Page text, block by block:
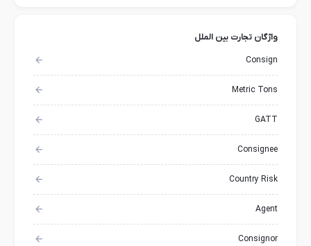
واژگان تجارت بین الملل
Consign
Metric Tons
GATT
Consignee
Country Risk
Agent
Consignor